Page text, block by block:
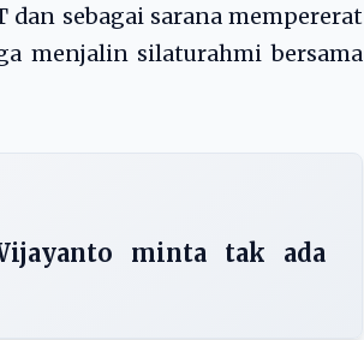
sebagai sarana mempererat
menjalin silaturahmi bersama
minta tak ada